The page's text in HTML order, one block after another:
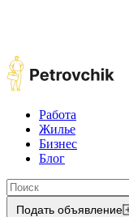
Работа
Жилье
Бизнес
Блог
Подать объявление